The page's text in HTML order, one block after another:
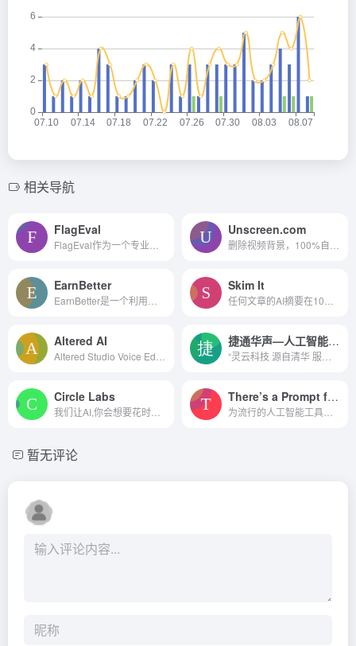
相关导航
FlagEval Unscreen.com
EarnBetter Skim It
Altered AI 捷通华声—人工智能技术与服务提供商
Circle Labs There’s a Prompt for that
暂无评论